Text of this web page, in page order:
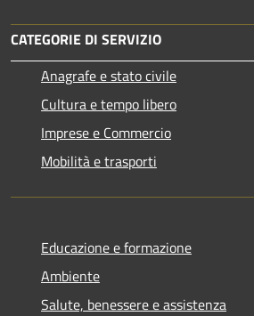
CATEGORIE DI SERVIZIO
Anagrafe e stato civile
Cultura e tempo libero
Imprese e Commercio
Mobilità e trasporti
Educazione e formazione
Ambiente
Salute, benessere e assistenza